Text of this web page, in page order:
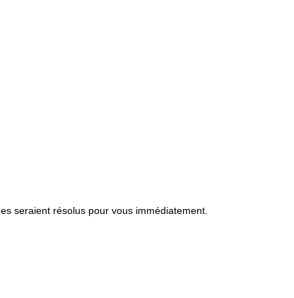
seraient résolus pour vous immédiatement.